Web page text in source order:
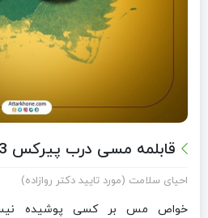
قابلمه مسی درب پیرکس 3 تایی
احیای سلامت (مورد تایید دکتر روازاده)
خواص مس بر کسی پوشیده